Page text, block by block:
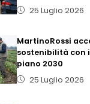
25 Luglio 2026
MartinoRossi
sostenibilità con
piano 2030
25 Luglio 2026